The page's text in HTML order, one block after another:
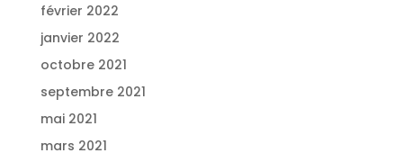
février 2022
janvier 2022
octobre 2021
septembre 2021
mai 2021
mars 2021